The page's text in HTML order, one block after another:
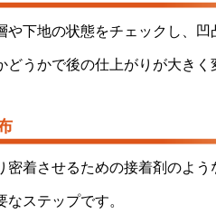
や下地の状態をチェックし、
どうかで後の仕上がりが大き
密着させるための接着剤のよう
ステップです。